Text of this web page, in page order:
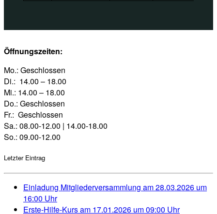
Öffnungszeiten:
Mo.: Geschlossen
Di.: 14.00 – 18.00
Mi.: 14.00 – 18.00
Do.: Geschlossen
Fr.: Geschlossen
Sa.: 08.00-12.00 | 14.00-18.00
So.: 09.00-12.00
Letzter Eintrag
Einladung Mitgliederversammlung am 28.03.2026 um
16:00 Uhr
Erste-Hilfe-Kurs am 17.01.2026 um 09:00 Uhr